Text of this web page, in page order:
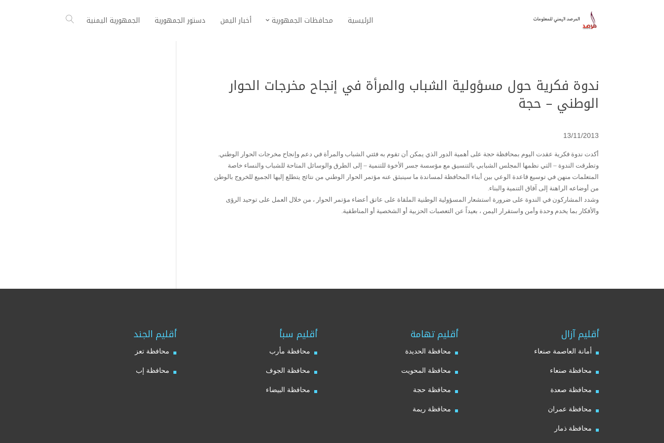
الرئيسية محافظات الجمهورية أخبار اليمن دستور الجمهورية الجمهورية اليمنية
ندوة فكرية حول مسؤولية الشباب والمرأة في إنجاح مخرجات الحوار
الوطني – حجة
13/11/2013
أكدت ندوة فكرية عقدت اليوم بمحافظة حجة على أهمية الدور الذي يمكن أن تقوم به فئتي الشباب والمرأة في دعم وإنجاح مخرجات الحوار الوطني.
وتطرقت الندوة – التي نظمها المجلس الشبابي بالتنسيق مع مؤسسة جسر الأخوة للتنمية – إلى الطرق والوسائل المتاحة للشباب والنساء خاصة
المتعلمات منهن في توسيع قاعدة الوعي بين أبناء المحافظة لمساندة ما سينبثق عنه مؤتمر الحوار الوطني من نتائج يتطلع إليها الجميع للخروج بالوطن
من أوضاعه الراهنة إلى آفاق التنمية والبناء.
وشدد المشاركون في الندوة على ضرورة استشعار المسؤولية الوطنية الملقاة على عاتق أعضاء مؤتمر الحوار ، من خلال العمل على توحيد الرؤى
والأفكار بما يخدم وحدة وأمن واستقرار اليمن ، بعيداً عن التعصبات الحزبية أو الشخصية أو المناطقية.
أقليم آزال
أمانة العاصمة صنعاء
محافظة صنعاء
محافظة صعدة
محافظة عمران
محافظة ذمار
أقليم تهامة
محافظة الحديدة
محافظة المحويت
محافظة حجة
محافظة ريمة
أقليم سبأ
محافظة مأرب
محافظة الجوف
محافظة البيضاء
أقليم الجند
محافظة تعز
محافظة إب